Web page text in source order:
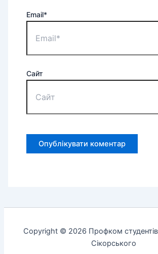
Email*
Сайт
Copyright © 2026 Профком студентів
Сікорського